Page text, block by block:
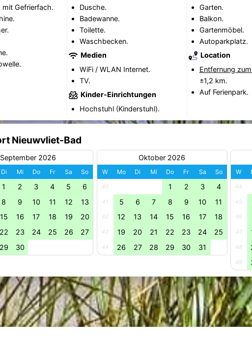
mit Gefrierfach.
Dusche.
Badewanne.
Toilette.
Waschbecken.
Medien
WiFi / WLAN Internet.
TV.
Kinder-Einrichtungen
Hochstuhl (Kinderstuhl).
Garten.
Balkon.
Gartenmöbel.
Autoparkplatz.
Location
Entfernung
±1,2 km.
Auf Ferienpark.
Nieuwvliet-Bad
September 2026
Di Mi Do Fr Sa So
1 2 3 4 5 6
8 9 10 11 12 13
15 16 17 18 19 20
22 23 24 25 26 27
29 30
Oktober 2026
W Mo Di Mi Do Fr Sa So
40 1 2 3 4
41 5 6 7 8 9 10 11
42 12 13 14 15 16 17 18
43 19 20 21 22 23 24 25
44 26 27 28 29 30 31
W
44
45
46
47
48
49